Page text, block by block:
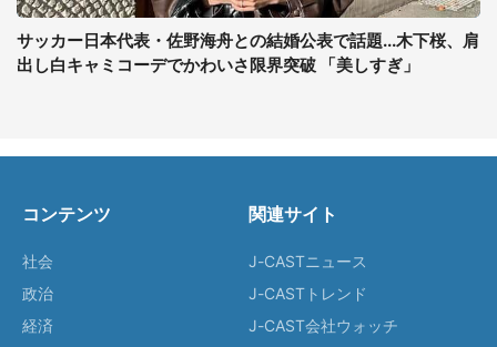
サッカー日本代表・佐野海舟との結婚公表で話題...木下桜、肩
出し白キャミコーデでかわいさ限界突破 「美しすぎ」
コンテンツ
社会
政治
経済
関連サイト
J-CASTニュース
J-CASTトレンド
J-CAST会社ウォッチ